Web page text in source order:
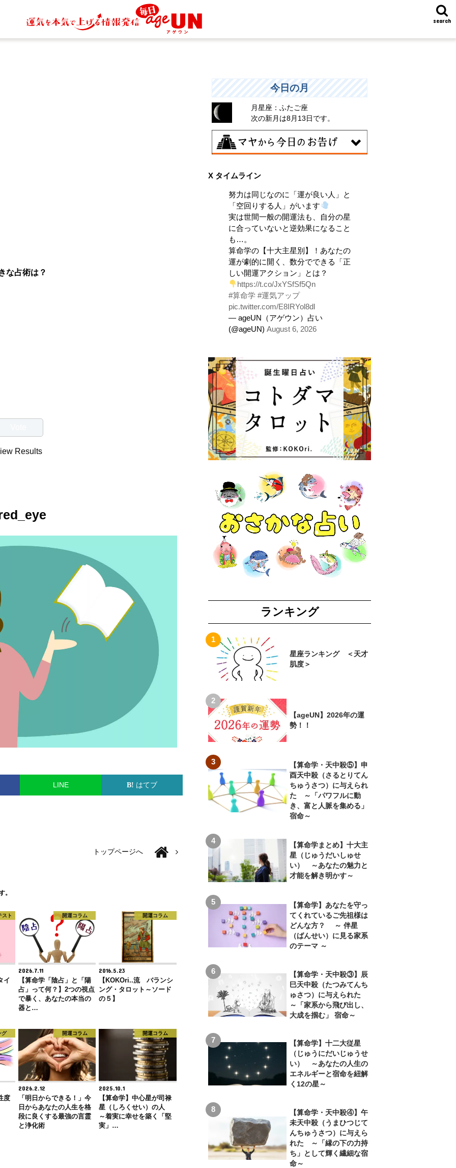
search
な占術は？
Results
LINE はてブ
トップページへ
。
スト
イ
開運コラム
2026.7.11
【算命学「陰占」と「陽
占」って何？】2つの視点
で暴く、あなたの本当の
器と…
開運コラム
2016.5.23
【KOKOri..流 バランシ
ング・タロット～ソード
の５】
グ
度
開運コラム
2026.2.12
「明日からできる！」今
日からあなたの人生を格
段に良くする最強の言霊
と浄化術
開運コラム
2025.10.1
【算命学】中心星が司禄
星（しろくせい）の人
～着実に幸せを築く「堅
実」…
今日の月
月星座：ふたご座
次の新月は8月13日です。
興味のある分野で、熟練を志す日。なんと
なくではなく、そこに集中に、没頭するこ
とで、才能が開花します。
X タイムライン
努力は同じなのに「運が良い人」と
「空回りする人」がいます
実は世間一般の開運法も、自分の星
に合っていないと逆効果になること
も…。
算命学の【十大主星別】！あなたの
運が劇的に開く、数分でできる「正
しい開運アクション」とは？
https://t.co/JxYSfSf5Qn
#算命学 #運気アップ
pic.twitter.com/E8IRYol8dl
— ageUN（アゲウン）占い
(@ageUN) August 6, 2026
ランキング
星座ランキング ＜天才
肌度＞
【ageUN】2026年の運
勢！！
【算命学・天中殺⑤】申
酉天中殺（さるとりてん
ちゅうさつ）に与えられ
た ～「パワフルに動
き、富と人脈を集める」
宿命～
【算命学まとめ】十大主
星（じゅうだいしゅせ
い） ～あなたの魅力と
才能を解き明かす～
【算命学】あなたを守っ
てくれているご先祖様は
どんな方？ ～ 伴星
（ばんせい）に見る家系
のテーマ ～
【算命学・天中殺③】辰
巳天中殺（たつみてんち
ゅさつ）に与えられた
～「家系から飛び出し、
大成を掴む」 宿命～
【算命学】十二大従星
（じゅうにだいじゅうせ
い） ～あなたの人生の
エネルギーと宿命を紐解
く12の星～
【算命学・天中殺④】午
未天中殺（うまひつじて
んちゅうさつ）に与えら
れた ～「縁の下の力持
ち」として輝く繊細な宿
命～